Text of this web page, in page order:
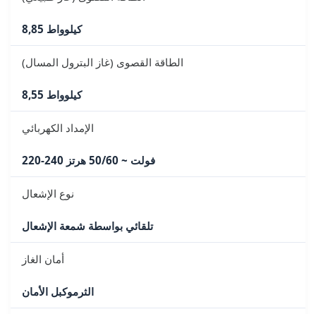
8,85 كيلوواط
الطاقة القصوى (غاز البترول المسال)
8,55 كيلوواط
الإمداد الكهربائي
220-240 فولت ~ 50/60 هرتز
نوع الإشعال
تلقائي بواسطة شمعة الإشعال
أمان الغاز
الثرموكبل الأمان